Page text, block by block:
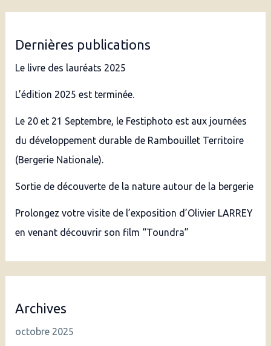
h
r
c
h
Dernières publications
Le livre des lauréats 2025
L’édition 2025 est terminée.
Le 20 et 21 Septembre, le Festiphoto est aux journées
du développement durable de Rambouillet Territoire
(Bergerie Nationale).
Sortie de découverte de la nature autour de la bergerie
Prolongez votre visite de l’exposition d’Olivier LARREY
en venant découvrir son film “Toundra”
Archives
octobre 2025